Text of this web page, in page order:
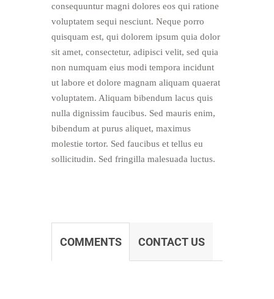
consequuntur magni dolores eos qui ratione
voluptatem sequi nesciunt. Neque porro
quisquam est, qui dolorem ipsum quia dolor
sit amet, consectetur, adipisci velit, sed quia
non numquam eius modi tempora incidunt
ut labore et dolore magnam aliquam quaerat
voluptatem. Aliquam bibendum lacus quis
nulla dignissim faucibus. Sed mauris enim,
bibendum at purus aliquet, maximus
molestie tortor. Sed faucibus et tellus eu
sollicitudin. Sed fringilla malesuada luctus.
COMMENTS CONTACT US